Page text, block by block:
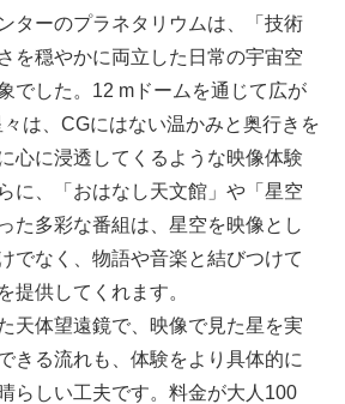
ターのプラネタリウムは、「技術
を穏やかに両立した日常の宇宙空
でした。12 mドームを通じて広が
は、CGにはない温かみと奥行きを
心に浸透してくるような映像体験
に、「おはなし天文館」や「星空
た多彩な番組は、星空を映像とし
でなく、物語や音楽と結びつけて
提供してくれます。
天体望遠鏡で、映像で見た星を実
きる流れも、体験をより具体的に
らしい工夫です。料金が大人100